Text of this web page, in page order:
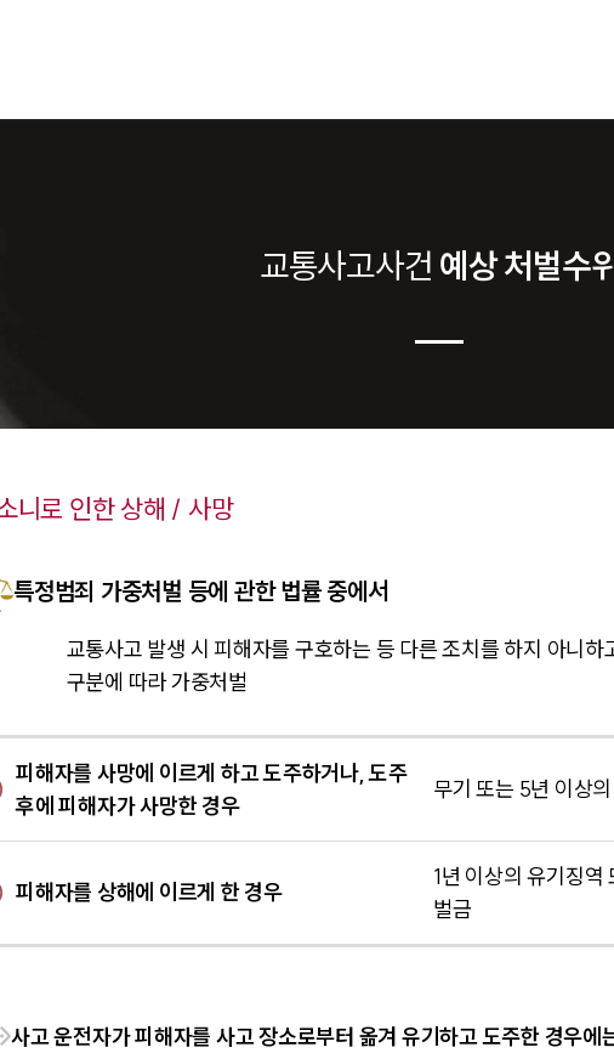
교통사고사건 예상 처벌수위
니로 인한 상해 / 사망
특정범죄 가중처벌 등에 관한 법률 중에서
교통사고 발생 시 피해자를 구호하는 등 다른 조치를 하지 아니
구분에 따라 가중처벌
피해자를 사망에 이르게 하고 도주하거나, 도주
후에 피해자가 사망한 경우
무기 또는 5년 이상
피해자를 상해에 이르게 한 경우
1년 이상의 유기징
벌금
사고 운전자가 피해자를 사고 장소로부터 옮겨 유기하고 도주한 경우에